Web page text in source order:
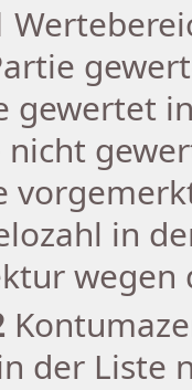
gewertet
nicht
in
der Liste